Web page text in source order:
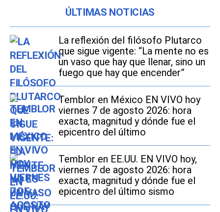
ÚLTIMAS NOTICIAS
La reflexión del filósofo Plutarco
que sigue vigente: “La mente no es
un vaso que hay que llenar, sino un
fuego que hay que encender”
Temblor en México EN VIVO hoy
viernes 7 de agosto 2026: hora
exacta, magnitud y dónde fue el
epicentro del último
Temblor en EE.UU. EN VIVO hoy,
viernes 7 de agosto 2026: hora
exacta, magnitud y dónde fue el
epicentro del último sismo